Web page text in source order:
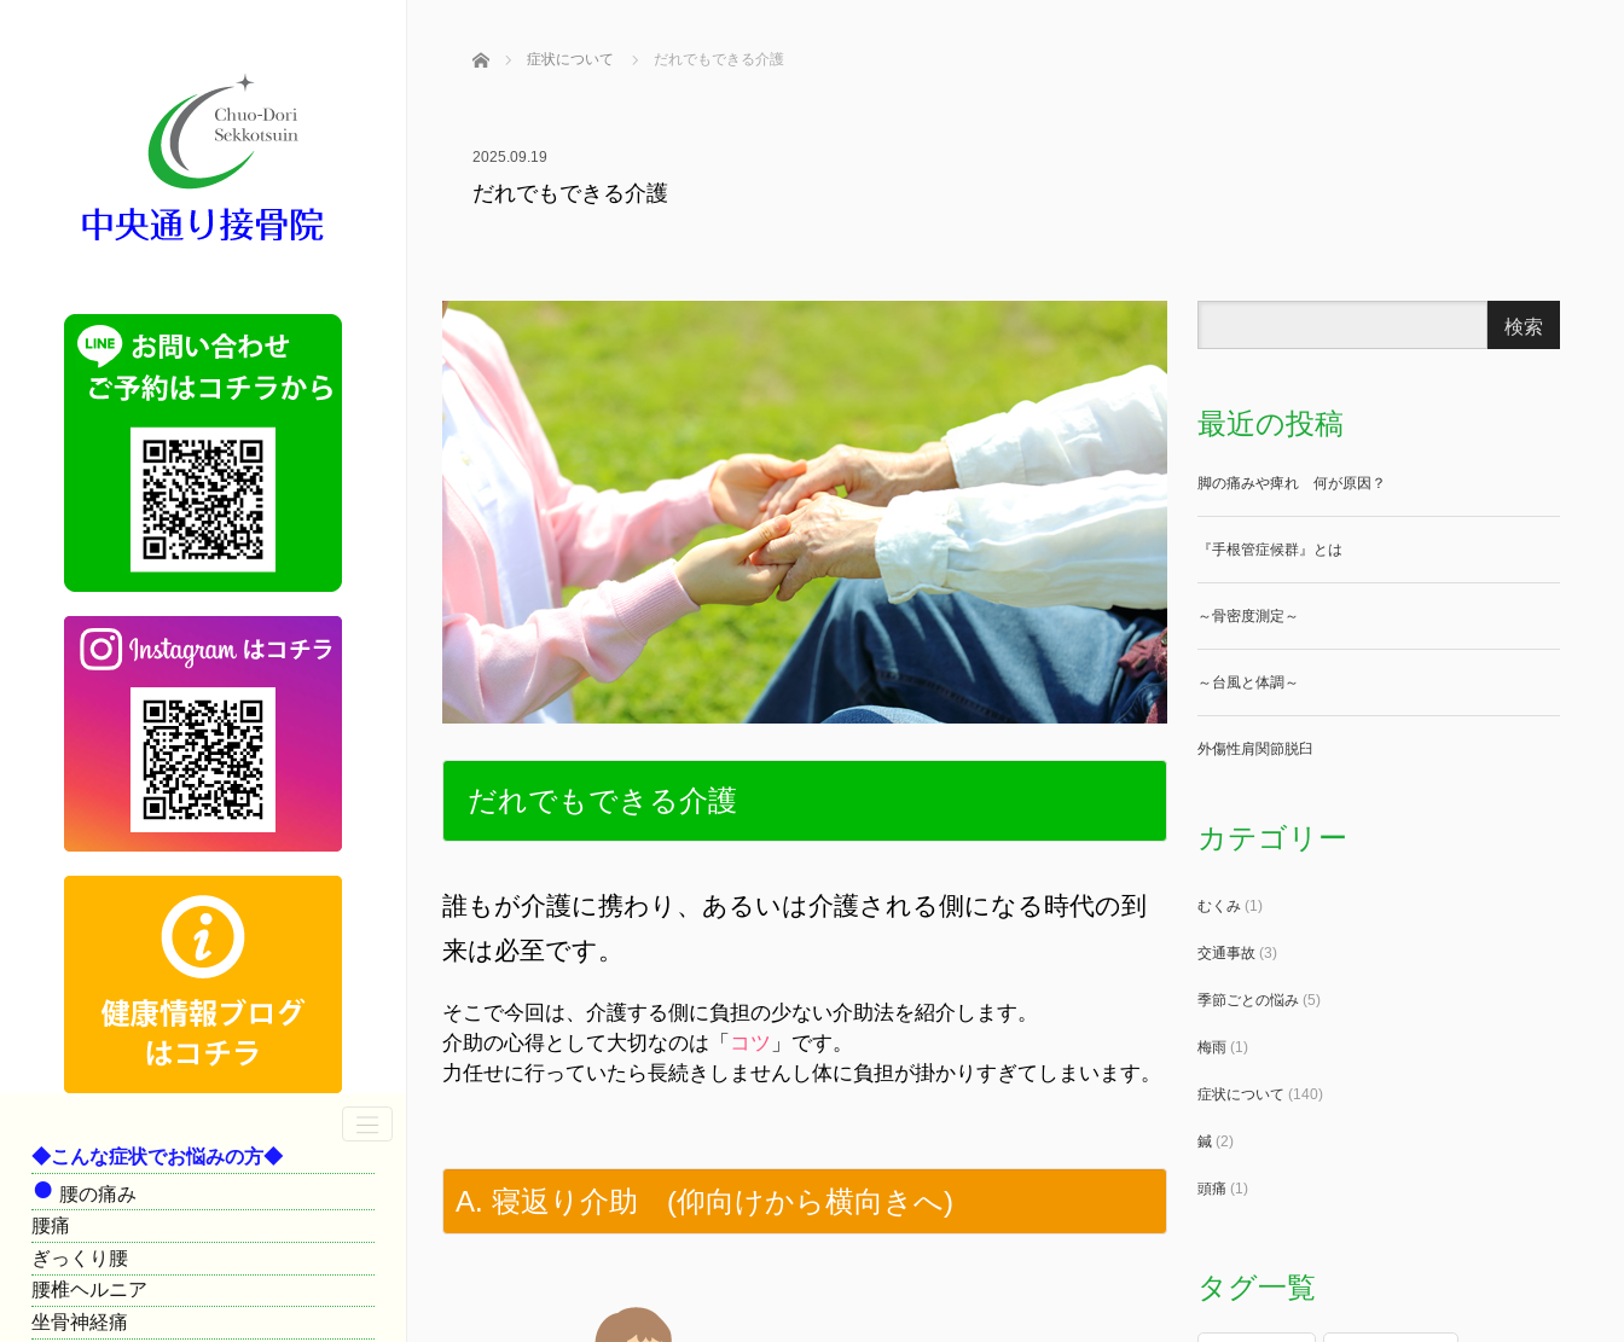
◆こんな症状でお悩みの方◆
● 腰の痛み
腰痛
ぎっくり腰
腰椎ヘルニア
坐骨神経痛
ホーム 症状について だれでもできる介護
2025.09.19
だれでもできる介護
だれでもできる介護
誰もが介護に携わり、あるいは介護される側になる時代の到
来は必至です。
そこで今回は、介護する側に負担の少ない介助法を紹介します。
介助の心得として大切なのは「 コツ 」です。
力任せに行っていたら長続きしませんし体に負担が掛かりすぎてしまいます。
A. 寝返り介助 (仰向けから横向きへ)
最近の投稿
脚の痛みや痺れ 何が原因？
『手根管症候群』とは
～骨密度測定～
～台風と体調～
外傷性肩関節脱臼
カテゴリー
むくみ(1)
交通事故(3)
季節ごとの悩み(5)
梅雨(1)
症状について (140)
鍼(2)
頭痛 (1)
タグ一覧